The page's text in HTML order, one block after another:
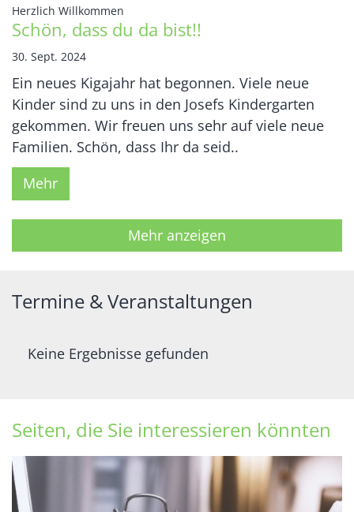
Herzlich Willkommen
Schön, dass du da bist!!
30. Sept. 2024
Ein neues Kigajahr hat begonnen. Viele neue
Kinder sind zu uns in den Josefs Kindergarten
gekommen. Wir freuen uns sehr auf viele neue
Familien. Schön, dass Ihr da seid..
Mehr
Mehr anzeigen
Termine & Veranstaltungen
Keine Ergebnisse gefunden
Seiten, die Sie interessieren könnten